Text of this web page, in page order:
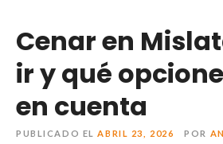
Cenar en
ir y qué
en cuenta
PUBLICADO EL ABRIL 23, 2026 POR